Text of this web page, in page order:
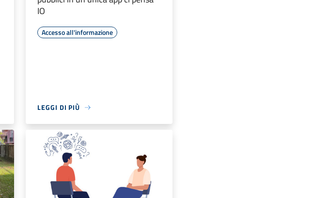
IO
Accesso all'informazione
LEGGI DI PIÙ